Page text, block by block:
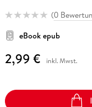
(0
eBook epub
2,99 € inkl. Mwst.